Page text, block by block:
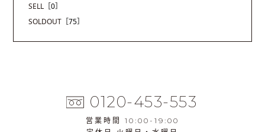
SELL ［0］
SOLDOUT ［75］
0120-453-553
営業時間 10:00-19:00